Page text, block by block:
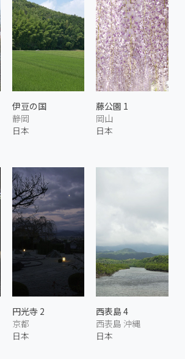
伊豆の国
静岡
日本
藤公園 1
岡山
日本
円光寺 2
京都
日本
西表島 4
西表島 沖縄
日本